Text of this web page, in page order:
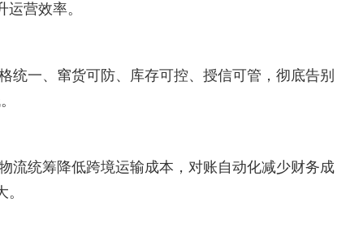
营效率。
统一、窜货可防、库存可控、授信可管，彻底告别
流统筹降低跨境运输成本，对账自动化减少财务成